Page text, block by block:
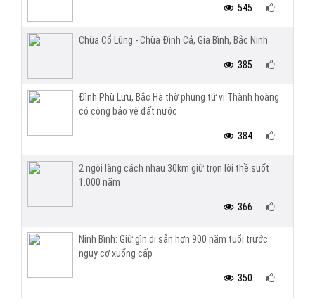
545
Chùa Cổ Lũng - Chùa Đình Cả, Gia Bình, Bắc Ninh
385
Đình Phù Lưu, Bắc Hà thờ phụng tứ vị Thành hoàng
có công bảo vệ đất nước
384
2 ngôi làng cách nhau 30km giữ trọn lời thề suốt
1.000 năm
366
Ninh Bình: Giữ gìn di sản hơn 900 năm tuổi trước
nguy cơ xuống cấp
350